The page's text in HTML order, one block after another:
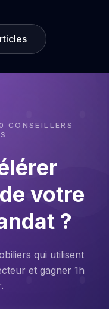
CONSEILLERS
votre
?
qui utilisent
et gagner 1h